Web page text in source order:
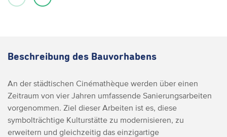
Beschreibung des Bauvorhabens
An der städtischen Cinémathèque werden über einen
Zeitraum von vier Jahren umfassende Sanierungsarbeiten
vorgenommen. Ziel dieser Arbeiten ist es, diese
symbolträchtige Kulturstätte zu modernisieren, zu
erweitern und gleichzeitig das einzigartige